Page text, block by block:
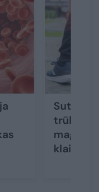
magnio
klaida